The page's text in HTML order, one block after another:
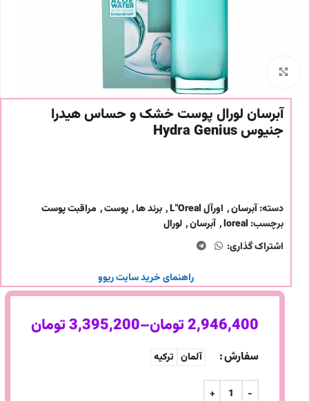
برای بزرگنمایی کلیک کنید
آبرسان لورال پوست خشک و حساس هیدرا
جنیوس Hydra Genius
دسته:آبرسان, اورآل L"Oreal , برند ها, پوست, مراقبت پوست
برچسب: loreal
, آبرسان, لورال
اشتراک گذاری:
راهنمای خرید سایت ریوو
2,946,400تومان–
3,395,200تومان
سفارش آلمان ترکیه